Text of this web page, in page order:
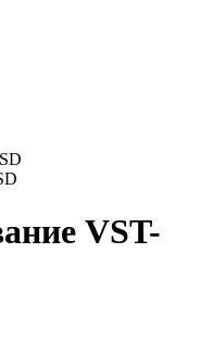
VST-